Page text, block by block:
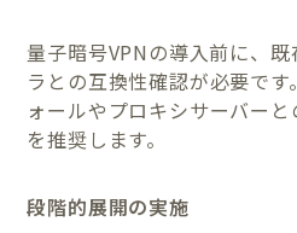
量子暗号VPNの導入前に、
ラとの互換性確認が必要で
ォールやプロキシサーバー
を推奨します。
段階的展開の実施